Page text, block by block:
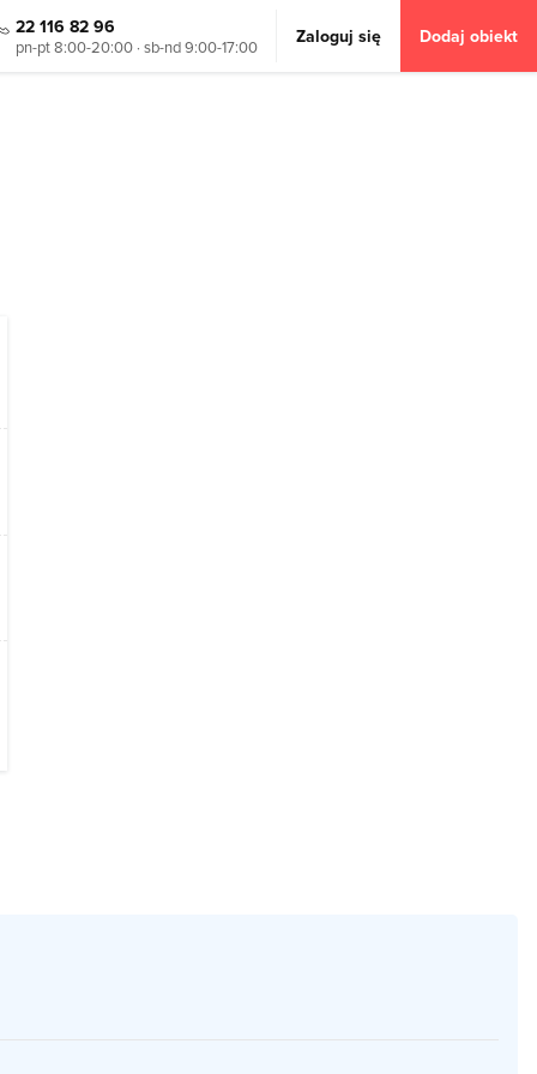
22 116 82 96
pn-pt 8:00-20:00 · sb-nd 9:00-17:00 Zaloguj się Dodaj obiekt